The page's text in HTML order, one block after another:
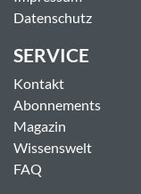
Datenschutz
SERVICE
Kontakt
Abonnements
Magazin
Wissenswelt
FAQ